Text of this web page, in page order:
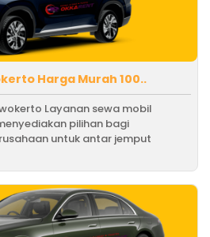
Harga Murah 100..
Layanan sewa mobil
pilihan bagi
untuk antar jemput